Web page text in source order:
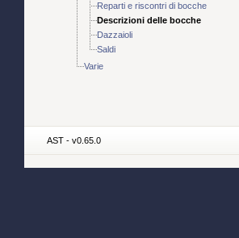
Reparti e riscontri di bocche
Descrizioni delle bocche
Dazzaioli
Saldi
Varie
AST - v0.65.0